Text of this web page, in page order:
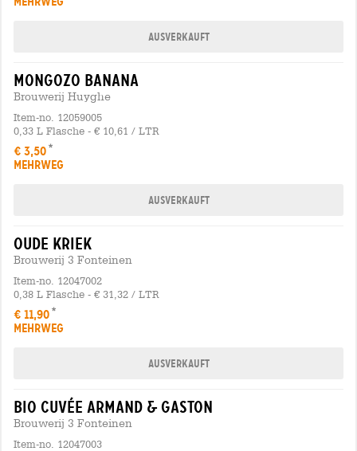
Ausverkauft
mongozo banana
Brouwerij Huyghe
Item-no. 12059005
0,33 L Flasche - € 10,61 / LTR
€ 3,50
MEHRWEG
Ausverkauft
oude kriek
Brouwerij 3 Fonteinen
Item-no. 12047002
0,38 L Flasche - € 31,32 / LTR
€ 11,90
MEHRWEG
Ausverkauft
bio cuvée armand & gaston
Brouwerij 3 Fonteinen
Item-no. 12047003